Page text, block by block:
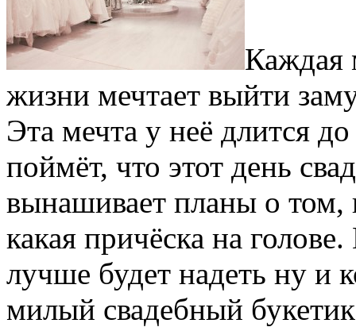
Каждая
жизни мечтает выйти
Эта мечта у неё длится
поймёт, что этот день
вынашивает планы о том,
какая причёска на
лучше будет надеть ну и
милый свадебный